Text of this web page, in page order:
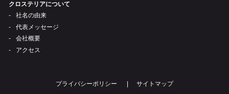
クロステリアについて
社名の由来
代表メッセージ
会社概要
アクセス
プライバシーポリシー サイトマップ